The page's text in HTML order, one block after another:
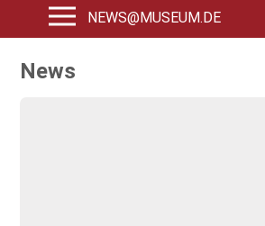
NEWS@MUSEUM.DE
News